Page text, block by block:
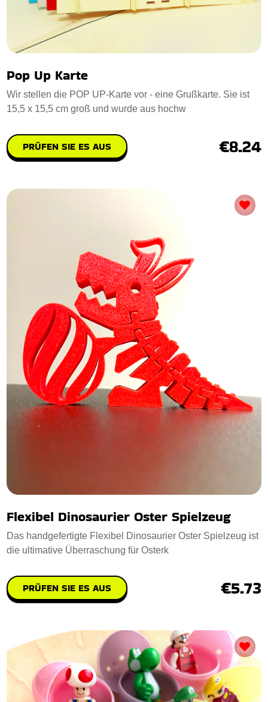
Pop Up Karte
Wir stellen die POP UP-Karte vor - eine Grußkarte. Sie ist
15,5 x 15,5 cm groß und wurde aus hochw
PRÜFEN SIE ES AUS €8.24
Flexibel Dinosaurier Oster Spielzeug
Das handgefertigte Flexibel Dinosaurier Oster Spielzeug ist
die ultimative Überraschung für Osterk
PRÜFEN SIE ES AUS €5.73